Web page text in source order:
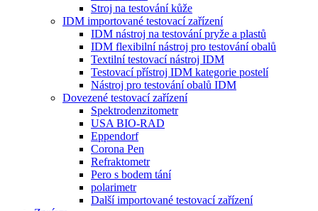
Stroj na testování kůže
IDM importované testovací zařízení
IDM nástroj na testování pryže a plastů
IDM flexibilní nástroj pro testování obalů
Textilní testovací nástroj IDM
Testovací přístroj IDM kategorie postelí
Nástroj pro testování obalů IDM
Dovezené testovací zařízení
Spektrodenzitometr
USA BIO-RAD
Eppendorf
Corona Pen
Refraktometr
Pero s bodem tání
polarimetr
Další importované testovací zařízení